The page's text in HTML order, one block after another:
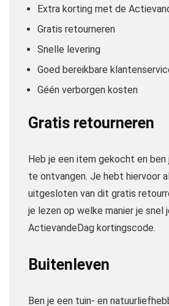
Extra korting met de
Gratis retourneren
Snelle levering
Goed bereikbare
Géén verborgen kosten
Gratis retourneren
Heb je een item gekocht en
te ontvangen. Je hebt hiervoor
uitgesloten van dit gratis
je lezen op welke manier je
ActievandeDag kortingscode.
Buitenleven
Ben je een tuin- en